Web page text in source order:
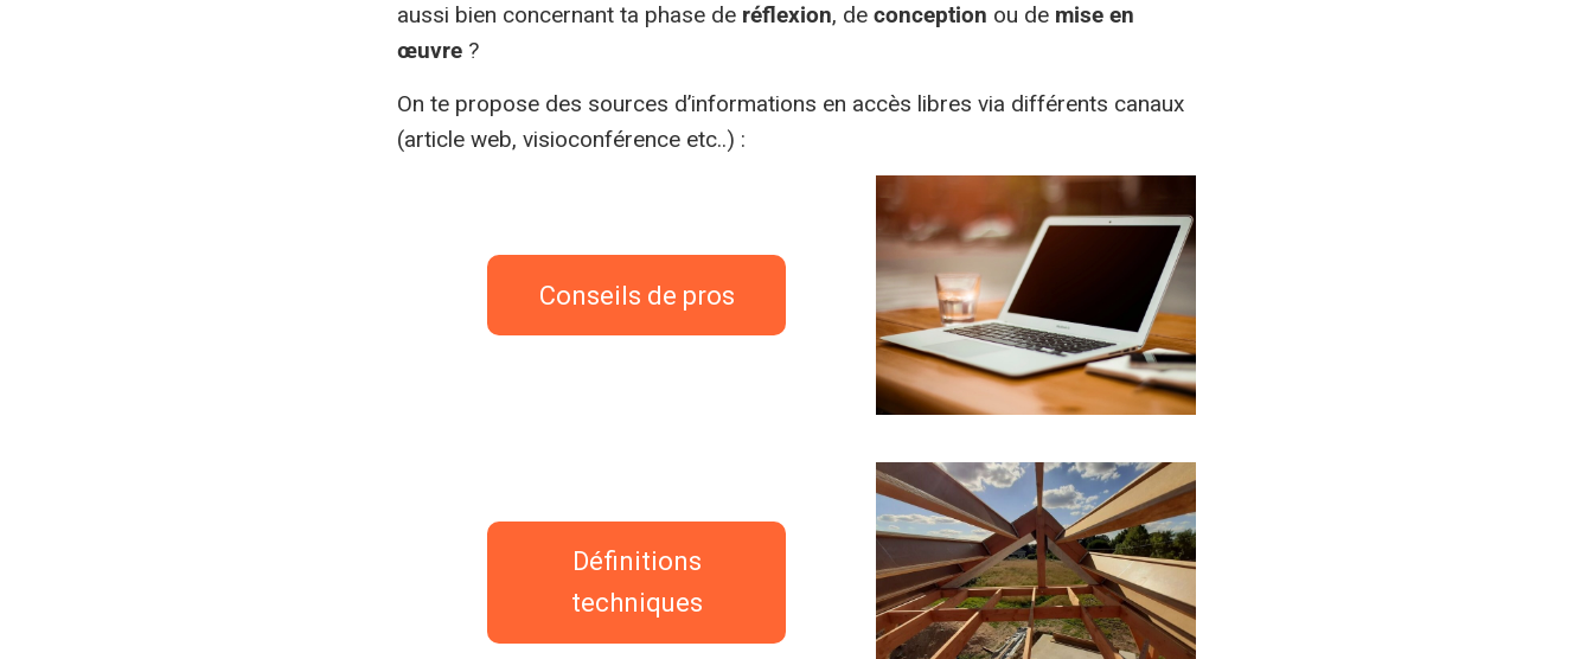
aussi bien concernant ta phase de réflexion, de conception ou de mise en
œuvre ?
On te propose des sources d’informations en accès libres via différents canaux
(article web, visioconférence etc..) :
Conseils de pros
Définitions
techniques